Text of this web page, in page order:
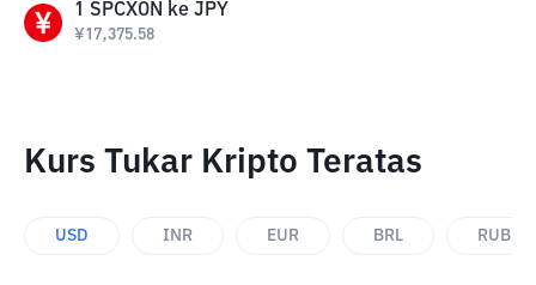
1 SPCXON ke JPY
¥17,375.58
Kurs Tukar Kripto Teratas
USD INR EUR BRL RUB